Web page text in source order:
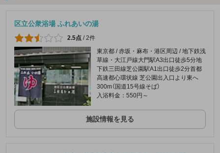
区立公衆浴場 ふれあいの湯
2.5点 / 2件
東京都 / 赤坂・麻布・港区周辺 / 地下鉄浅
草線・大江戸線大門駅A3出口徒歩5分地
下鉄三田線芝公園駅A1出口徒歩2分首都
高速都心環状線 芝公園出入口より東へ
300m（国道15号線そば）
入浴料金：550円～
施設情報を見る